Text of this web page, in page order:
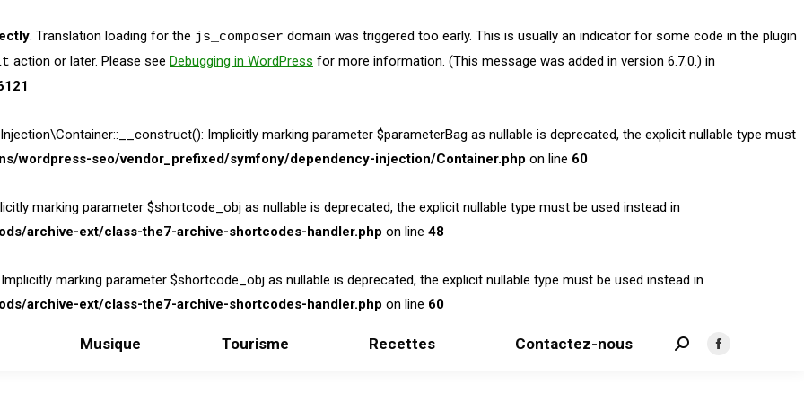
. Translation loading for the js_composer domain was triggered too early. This is usually an indicator for some code in the plugin
action or later. Please see Debugging in WordPress for more information. (This message was added in version 6.7.0.) in
Implicitly marking parameter $parameterBag as nullable is deprecated, the explicit nullable type must
wordpress-seo/vendor_prefixed/symfony/dependency-injection/Container.php on line 60
marking parameter $shortcode_obj as nullable is deprecated, the explicit nullable type must be used instead in
archive-ext/class-the7-archive-shortcodes-handler.php on line 48
marking parameter $shortcode_obj as nullable is deprecated, the explicit nullable type must be used instead in
archive-ext/class-the7-archive-shortcodes-handler.php on line 60
Musique Tourisme Recettes Contactez-nous Search:Facebook